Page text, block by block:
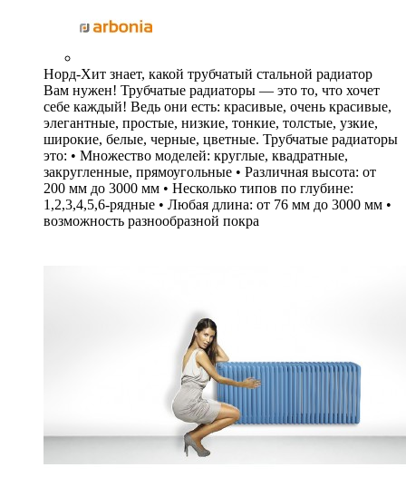
Норд-Хит знает, какой трубчатый стальной радиатор
Вам нужен! Трубчатые радиаторы — это то, что хочет
себе каждый! Ведь они есть: красивые, очень красивые,
элегантные, простые, низкие, тонкие, толстые, узкие,
широкие, белые, черные, цветные. Трубчатые радиаторы
это: • Множество моделей: круглые, квадратные,
закругленные, прямоугольные • Различная высота: от
200 мм до 3000 мм • Несколько типов по глубине:
1,2,3,4,5,6-рядные • Любая длина: от 76 мм до 3000 мм •
возможность разнообразной покра